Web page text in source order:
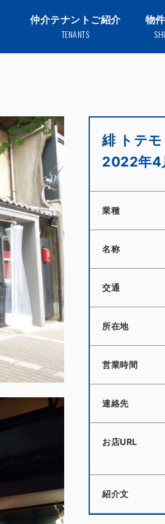
仲介テナントご紹介
TENANTS
物
緋 トテモ
2022年4
業種
名称
交通
所在地
営業時間
連絡先
お店URL
紹介文